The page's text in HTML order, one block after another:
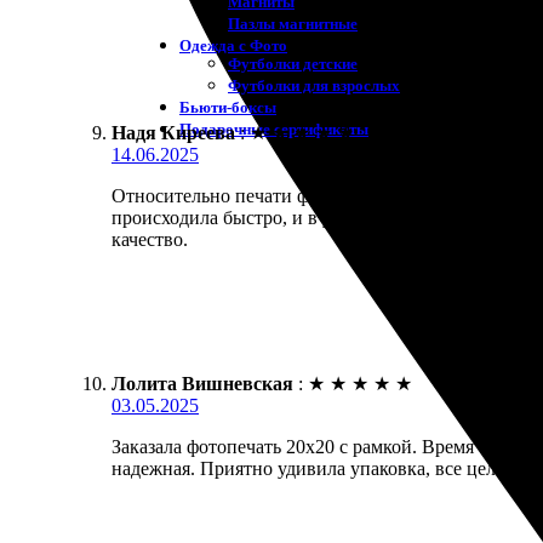
Пазлы магнитные
Одежда с Фото
Футболки детские
Футболки для взрослых
Бьюти-боксы
Подарочные сертификаты
Надя Киреева : ★ ★ ★ ★ ★
14.06.2025
Относительно печати фото с рамкой могу сказать,
происходила быстро, и в указанный срок
качество.
Лолита Вишневская : ★ ★ ★ ★ ★
03.05.2025
Заказала фотопечать 20х20 с рамкой. Время
надежная. Приятно удивила упаковка, все целое.